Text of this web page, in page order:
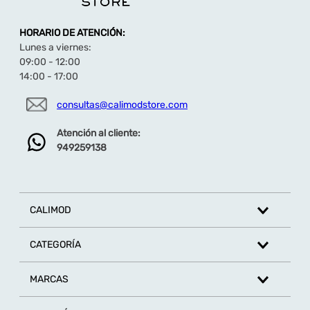
Sandalia casual ideal para todos los días de
verano.
Planta ligera y antideslizante.
Planta alta de 9 cm.
HORARIO DE ATENCIÓN:
Lunes a viernes:
09:00 - 12:00
14:00 - 17:00
consultas@calimodstore.com
Atención al cliente:
949259138
CALIMOD
CATEGORÍA
MARCAS